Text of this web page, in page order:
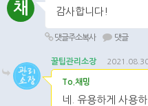
채 감사합니다!
댓글주소복사 댓글
꿀팁관리소장
To.채밍
네. 유용하게 사용